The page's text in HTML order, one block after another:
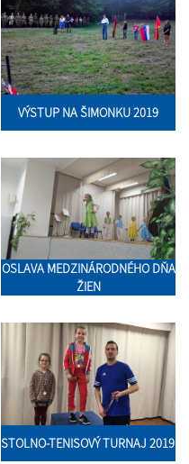
VÝSTUP NA ŠIMONKU 2019
OSLAVA MEDZINÁRODNÉHO DŇA
ŽIEN
STOLNO-TENISOVÝ TURNAJ 2019